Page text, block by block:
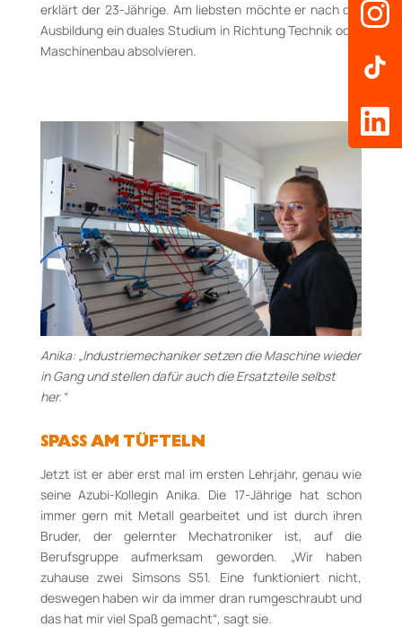
erklärt der 23-Jährige. Am liebsten möchte er nach der
Ausbildung ein duales Studium in Richtung Technik oder
Maschinenbau absolvieren.
Anika: „Industriemechaniker setzen die Maschine wieder
in Gang und stellen dafür auch die Ersatzteile selbst
her.“
SPASS AM TÜFTELN
Jetzt ist er aber erst mal im ersten Lehrjahr, genau wie
seine Azubi-Kollegin Anika. Die 17-Jährige hat schon
immer gern mit Metall gearbeitet und ist durch ihren
Bruder, der gelernter Mechatroniker ist, auf die
Berufsgruppe aufmerksam geworden. „Wir haben
zuhause zwei Simsons S51. Eine funktioniert nicht,
deswegen haben wir da immer dran rumgeschraubt und
das hat mir viel Spaß gemacht“, sagt sie.